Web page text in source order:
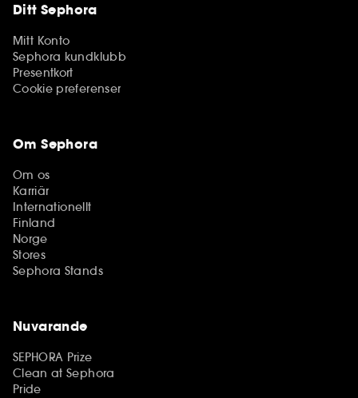
Ditt Sephora
Mitt Konto
Sephora kundklubb
Presentkort
Cookie preferenser
Om Sephora
Om os
Karriär
Internationellt
Finland
Norge
Stores
Sephora Stands
Nuvarande
SEPHORA Prize
Clean at Sephora
Pride